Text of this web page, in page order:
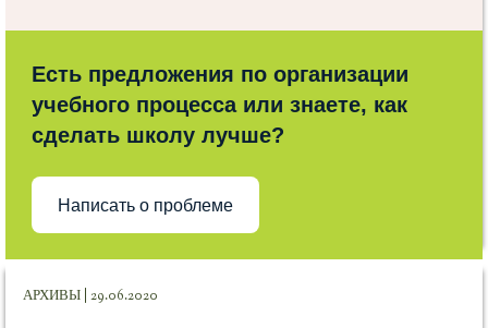
Есть предложения по организации
учебного процесса или знаете, как
сделать школу лучше?
Написать о проблеме
АРХИВЫ | 29.06.2020